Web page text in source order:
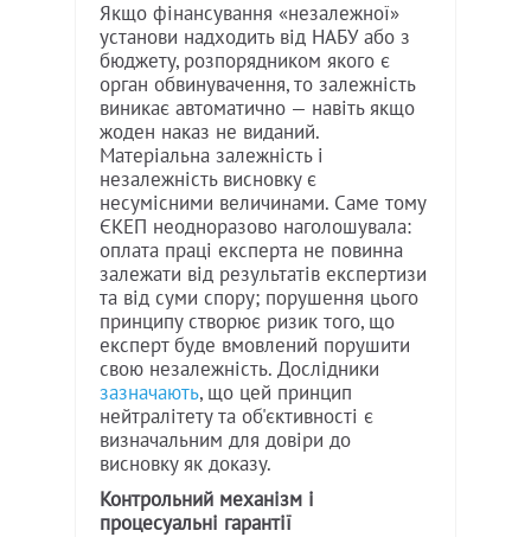
Якщо фінансування «незалежної»
установи надходить від НАБУ або з
бюджету, розпорядником якого є
орган обвинувачення, то залежність
виникає автоматично — навіть якщо
жоден наказ не виданий.
Матеріальна залежність і
незалежність висновку є
несумісними величинами. Саме тому
ЄКЕП неодноразово наголошувала:
оплата праці експерта не повинна
залежати від результатів експертизи
та від суми спору; порушення цього
принципу створює ризик того, що
експерт буде вмовлений порушити
свою незалежність. Дослідники
зазначають, що цей принцип
нейтралітету та об'єктивності є
визначальним для довіри до
висновку як доказу.
Контрольний механізм і
процесуальні гарантії